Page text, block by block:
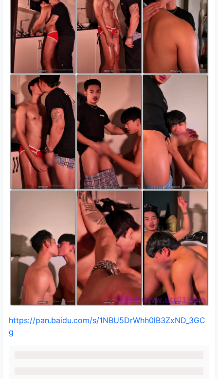
https://pan.baidu.com/s/1NBU5DrWhh0lB3ZxND_3GC
g